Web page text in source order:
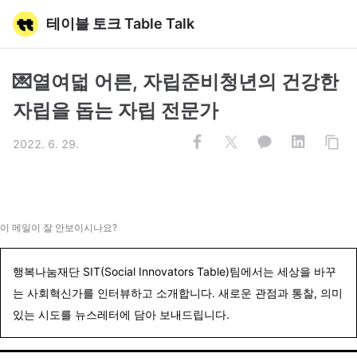
테이블 토크 Table Talk
💌열여덟 어른, 자립준비청년의 건강한
자립을 돕는 자립 전문가
2022. 6. 29.
이 메일이 잘 안보이시나요?
행복나눔재단 SIT(Social Innovators Table)팀에서는 세상을 바꾸
는 사회혁신가를 인터뷰하고 소개합니다. 새로운 관점과 통찰, 의미
있는 시도를 뉴스레터에 담아 보내드립니다.